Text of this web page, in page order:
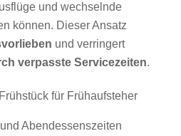
und wechselnde
können. Dieser Ansatz
und verringert
verpasste Servicezeiten.
für Frühaufsteher
Abendessenszeiten